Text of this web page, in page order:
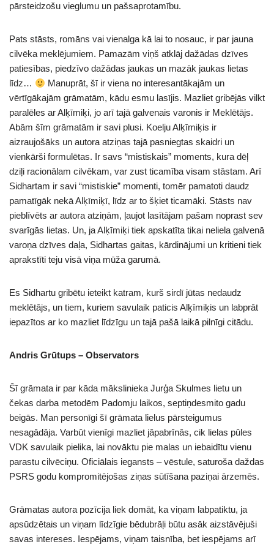
pārsteidzošu vieglumu un pašsaprotamību.
Pats stāsts, romāns vai vienalga kā lai to nosauc, ir par jauna
cilvēka meklējumiem. Pamazām viņš atklāj dažādas dzīves
patiesības, piedzīvo dažādas jaukas un mazāk jaukas lietas
līdz…
Manuprāt, šī ir viena no interesantākajām un
vērtīgākajām grāmatām, kādu esmu lasījis. Mazliet gribējās vilkt
paralēles ar Alķīmiķi, jo arī tajā galvenais varonis ir Meklētājs.
Abām šīm grāmatām ir savi plusi. Koelju Alķīmiķis ir
aizraujošāks un autora atziņas tajā pasniegtas skaidri un
vienkārši formulētas. Ir savs “mistiskais” moments, kura dēļ
dziļi racionālam cilvēkam, var zust ticamība visam stāstam. Arī
Sidhartam ir savi “mistiskie” momenti, tomēr pamatoti daudz
pamatīgāk nekā Alķīmiķī, līdz ar to šķiet ticamāki. Stāsts nav
pieblīvēts ar autora atziņām, ļaujot lasītājam pašam noprast sev
svarīgās lietas. Un, ja Alķīmiķi tiek apskatīta tikai neliela galvenā
varoņa dzīves daļa, Sidhartas gaitas, kārdinājumi un kritieni tiek
aprakstīti teju visā viņa mūža garumā.
Es Sidhartu gribētu ieteikt katram, kurš sirdī jūtas nedaudz
meklētājs, un tiem, kuriem savulaik paticis Alķīmiķis un labprāt
iepazītos ar ko mazliet līdzīgu un tajā pašā laikā pilnīgi citādu.
Andris Grūtups – Observators
Šī grāmata ir par kāda mākslinieka Jurģa Skulmes lietu un
čekas darba metodēm Padomju laikos, septiņdesmito gadu
beigās. Man personīgi šī grāmata lielus pārsteigumus
nesagādāja. Varbūt vienīgi mazliet jāpabrīnās, cik lielas pūles
VDK savulaik pielika, lai novāktu pie malas un iebaidītu vienu
parastu cilvēciņu. Oficiālais iegansts – vēstule, saturoša daždas
PSRS godu kompromitējošas ziņas sūtīšana paziņai ārzemēs.
Grāmatas autora pozīcija liek domāt, ka viņam labpatiktu, ja
apsūdzētais un viņam līdzīgie bēdubrāļi būtu asāk aizstāvējuši
savas intereses. Iespējams, viņam taisnība, bet iespējams arī